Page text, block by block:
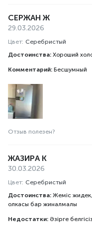
СЕРЖАН Ж
29.03.2026
Цвет: Серебристый
Достоинства: Хороший
Комментарий: Бесшумный
Отзыв полезен?
ЖАЗИРА К
30.03.2026
Цвет: Серебристый
Достоинства: Жеміс
олкасы бар жиналмалы
Недостатки: Әзірге белгісіз